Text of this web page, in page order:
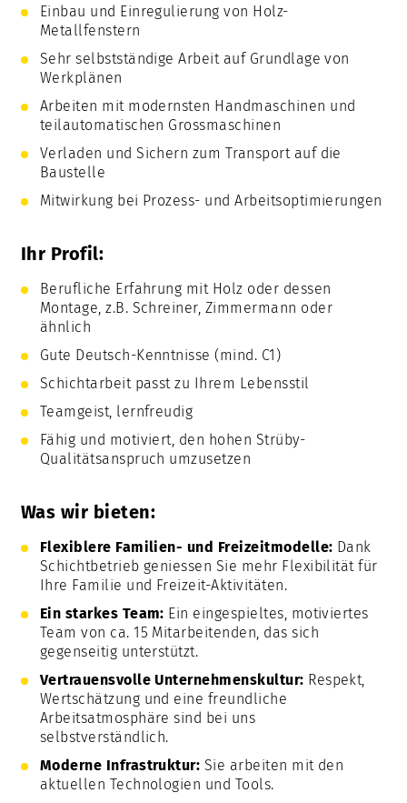
Einbau und Einregulierung von Holz-
Metallfenstern
Sehr selbstständige Arbeit auf Grundlage von
Werkplänen
Arbeiten mit modernsten Handmaschinen und
teilautomatischen Grossmaschinen
Verladen und Sichern zum Transport auf die
Baustelle
Mitwirkung bei Prozess- und Arbeitsoptimierungen
Ihr Profil:
Berufliche Erfahrung mit Holz oder dessen
Montage, z.B. Schreiner, Zimmermann oder
ähnlich
Gute Deutsch-Kenntnisse (mind. C1)
Schichtarbeit passt zu Ihrem Lebensstil
Teamgeist, lernfreudig
Fähig und motiviert, den hohen Strüby-
Qualitätsanspruch umzusetzen
Was wir bieten:
Flexiblere Familien- und Freizeitmodelle: Dank
Schichtbetrieb geniessen Sie mehr Flexibilität für
Ihre Familie und Freizeit-Aktivitäten.
Ein starkes Team: Ein eingespieltes, motiviertes
Team von ca. 15 Mitarbeitenden, das sich
gegenseitig unterstützt.
Vertrauensvolle Unternehmenskultur: Respekt,
Wertschätzung und eine freundliche
Arbeitsatmosphäre sind bei uns
selbstverständlich.
Moderne Infrastruktur: Sie arbeiten mit den
aktuellen Technologien und Tools.